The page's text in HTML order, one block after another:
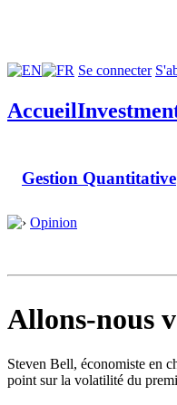
Se connecter
Accueil
Gestion Quantitative
Opinion
Allons-nous
Steven Bell, économiste en
point sur la volatilité du